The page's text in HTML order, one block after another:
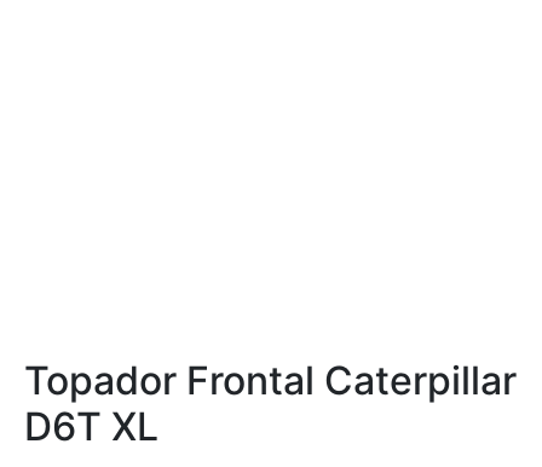
Topador Frontal Caterpillar
D6T XL